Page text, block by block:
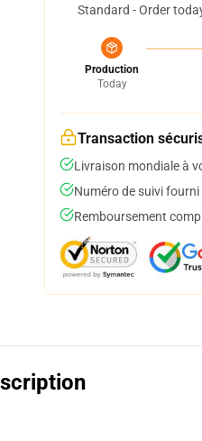
Standard - Order
Production
Today
Transaction
Livraison mondiale à
Numéro de suivi
Remboursement